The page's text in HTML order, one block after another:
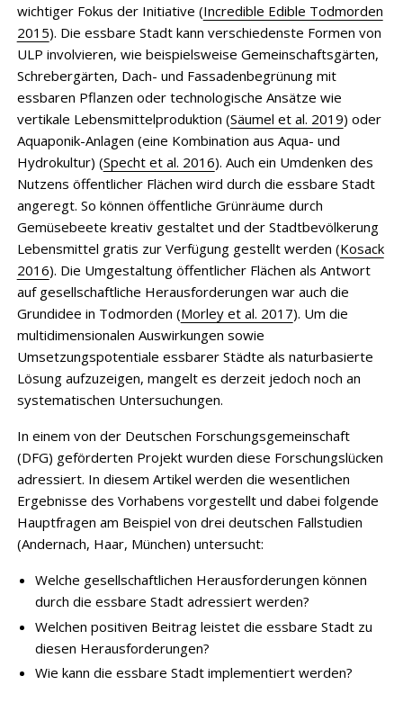
wichtiger Fokus der Initiative (Incredible Edible Todmorden
2015). Die essbare Stadt kann verschiedenste Formen von
ULP involvieren, wie beispielsweise Gemeinschaftsgärten,
Schrebergärten, Dach- und Fassadenbegrünung mit
essbaren Pflanzen oder technologische Ansätze wie
vertikale Lebensmittelproduktion (Säumel et al. 2019) oder
Aquaponik-Anlagen (eine Kombination aus Aqua- und
Hydrokultur) (Specht et al. 2016). Auch ein Umdenken des
Nutzens öffentlicher Flächen wird durch die essbare Stadt
angeregt. So können öffentliche Grünräume durch
Gemüsebeete kreativ gestaltet und der Stadtbevölkerung
Lebensmittel gratis zur Verfügung gestellt werden (Kosack
2016). Die Umgestaltung öffentlicher Flächen als Antwort
auf gesellschaftliche Herausforderungen war auch die
Grundidee in Todmorden (Morley et al. 2017). Um die
multidimensionalen Auswirkungen sowie
Umsetzungspotentiale essbarer Städte als naturbasierte
Lösung aufzuzeigen, mangelt es derzeit jedoch noch an
systematischen Untersuchungen.
In einem von der Deutschen Forschungsgemeinschaft
(DFG) geförderten Projekt wurden diese Forschungslücken
adressiert. In diesem Artikel werden die wesentlichen
Ergebnisse des Vorhabens vorgestellt und dabei folgende
Hauptfragen am Beispiel von drei deutschen Fallstudien
(Andernach, Haar, München) untersucht:
Welche gesellschaftlichen Herausforderungen können
durch die essbare Stadt adressiert werden?
Welchen positiven Beitrag leistet die essbare Stadt zu
diesen Herausforderungen?
Wie kann die essbare Stadt implementiert werden?